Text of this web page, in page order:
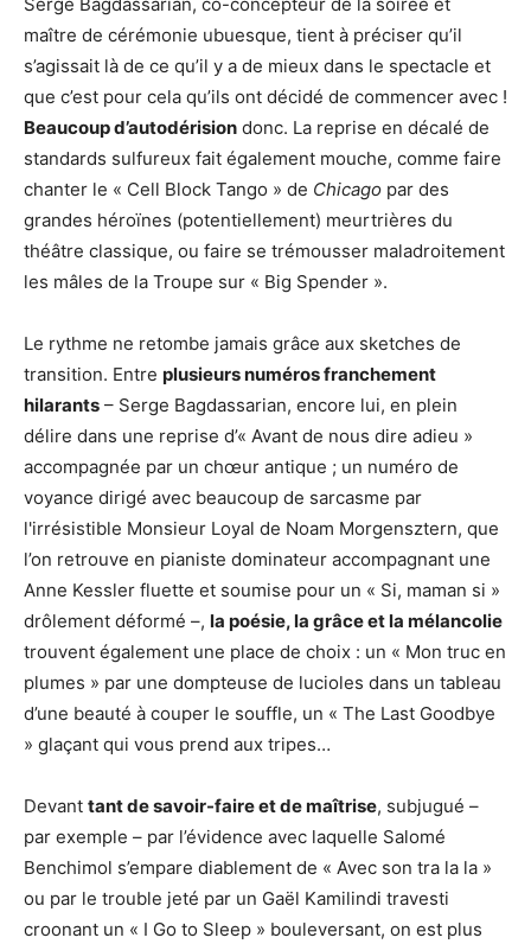
maître de cérémonie ubuesque, tient à préciser qu’il
s’agissait là de ce qu’il y a de mieux dans le spectacle et
que c’est pour cela qu’ils ont décidé de commencer avec !
Beaucoup d’autodérision donc. La reprise en décalé de
standards sulfureux fait également mouche, comme faire
chanter le « Cell Block Tango » de Chicago par des
grandes héroïnes (potentiellement) meurtrières du
théâtre classique, ou faire se trémousser maladroitement
les mâles de la Troupe sur « Big Spender ».
Le rythme ne retombe jamais grâce aux sketches de
transition. Entre plusieurs numéros franchement
hilarants – Serge Bagdassarian, encore lui, en plein
délire dans une reprise d’« Avant de nous dire adieu »
accompagnée par un chœur antique ; un numéro de
voyance dirigé avec beaucoup de sarcasme par
l'irrésistible Monsieur Loyal de Noam Morgensztern, que
l’on retrouve en pianiste dominateur accompagnant une
Anne Kessler fluette et soumise pour un « Si, maman si »
drôlement déformé –, la poésie, la grâce et la mélancolie
trouvent également une place de choix : un « Mon truc en
plumes » par une dompteuse de lucioles dans un tableau
d’une beauté à couper le souffle, un « The Last Goodbye
» glaçant qui vous prend aux tripes…
Devant tant de savoir-faire et de maîtrise, subjugué –
par exemple – par l’évidence avec laquelle Salomé
Benchimol s’empare diablement de « Avec son tra la la »
ou par le trouble jeté par un Gaël Kamilindi travesti
croonant un « I Go to Sleep » bouleversant, on est plus